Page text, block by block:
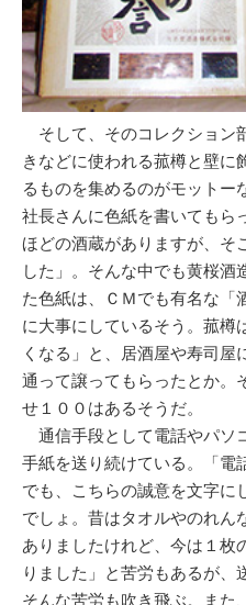
そして、そのコレクション
きなどに使われる菰樽と壁に
るものを集めるのがモットー
社長さんに色紙を書いてもら
ほどの酒蔵がありますが、そ
した」。そんな中でも黄桜酒
た色紙は、ＣＭでも有名な「
に大事にしているそう。菰樽
くなる」と、居酒屋や寿司
通って譲ってもらったとか。
せ１００はあるそうだ。
通信手段として電話やパソ
手紙を送り続けている。「電
でも、こちらの誠意を文字に
でしょ。昔はタオルやのれん
ありましたけれど、今は１枚
りました」と苦労もあるが、
そんな苦労も吹き飛ぶ。また